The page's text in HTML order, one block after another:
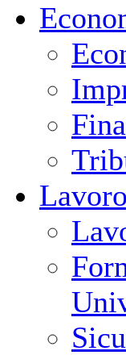
Lavoro